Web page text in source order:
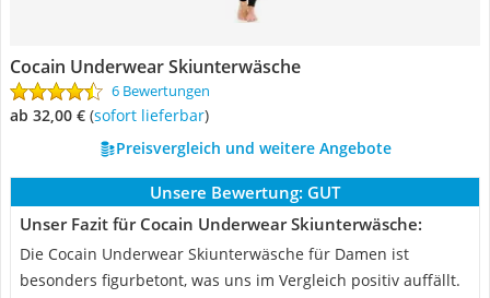
Cocain Underwear Skiunterwäsche
6 Bewertungen
ab 32,00 € ( Sofort lieferbar)
Preisvergleich und weitere Angebote
Unsere Bewertung: GUT
Unser Fazit für Cocain Underwear Skiunterwäsche:
Die Cocain Underwear Skiunterwäsche für Damen ist
besonders figurbetont, was uns im Vergleich positiv auffällt.